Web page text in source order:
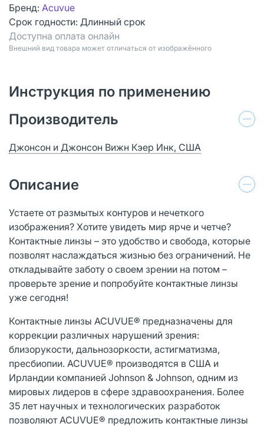
Бренд: Acuvue
Срок годности: Длинный срок
Доступна оплата онлайн
Bнешний вид товара может отличаться от изображённого
Инструкция по применению
Производитель
Джонсон и Джонсон Вижн Кэер Инк, США
Описание
Устаете от размытых контуров и нечеткого
изображения? Хотите увидеть мир ярче и четче?
Контактные линзы – это удобство и свобода, которые
позволят наслаждаться жизнью без ограничений. Не
откладывайте заботу о своем зрении на потом –
проверьте зрение и попробуйте контактные линзы
уже сегодня!
Контактные линзы ACUVUE® предназначены для
коррекции различных нарушений зрения:
близорукости, дальнозоркости, астигматизма,
пресбиопии. ACUVUE® производятся в США и
Ирландии компанией Johnson & Johnson, одним из
мировых лидеров в сфере здравоохранения. Более
35 лет научных и технологических разработок
позволяют ACUVUE® предложить контактные линзы